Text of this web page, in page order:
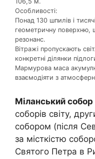
Особливості:
Понад 130 шпилів і
геометричну поверхню,
резонанс.
Вітражі пропускають
конкретні ділянки
Мармурова маса
взаємодіяти з
Міланський собор
соборів світу,
собором (після
за місткістю
Святого Петра в